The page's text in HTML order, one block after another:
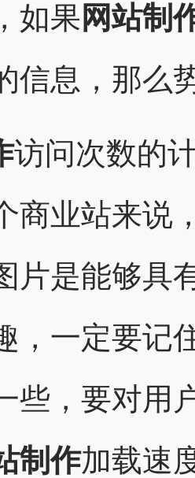
如果 网站制
信息，那么
访问次数的
商业站来说
片是能够具
，一定要记
些，要对用
制作加载速